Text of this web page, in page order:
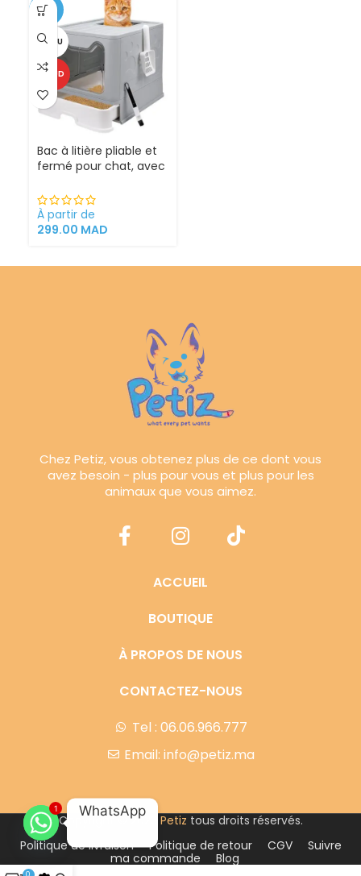
-25%
VENDU
CHAUD
Bac à litière pliable et
fermé pour chat, avec
À partir de
299.00 MAD
Chez Petiz, vous obtenez plus de ce dont vous
avez besoin - plus pour vous et plus pour les
animaux que vous aimez.
ACCUEIL
BOUTIQUE
À PROPOS DE NOUS
CONTACTEZ-NOUS
Tel : 06.06.966.777
Email: info@petiz.ma
Copyright © 2023 Petiz tous droits réservés.
Politique de livraison
Politique de retour CGV
Suivre
ma commande
Blog
1 WhatsApp